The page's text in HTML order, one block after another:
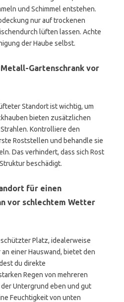
und Schimmel entstehen.
nur auf trockenen
lüften lassen. Achte
der Haube selbst.
Gartenschrank vor
Standort ist wichtig, um
bieten zusätzlichen
Kontrolliere den
Roststellen und behandle sie
Das verhindert, dass sich Rost
beschädigt.
für einen
vor schlechtem Wetter
Platz, idealerweise
einer Hauswand, bietet den
du direkte
Regen von mehreren
Untergrund eben und gut
Feuchtigkeit von unten